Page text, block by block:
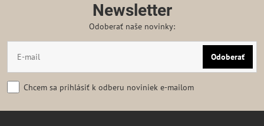
Newsletter
Odoberať naše novinky:
Odoberať
Chcem sa prihlásiť k odberu noviniek e-mailom